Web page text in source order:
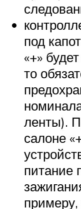
под
«+»
то
ленты).
салоне
питание
примеру,